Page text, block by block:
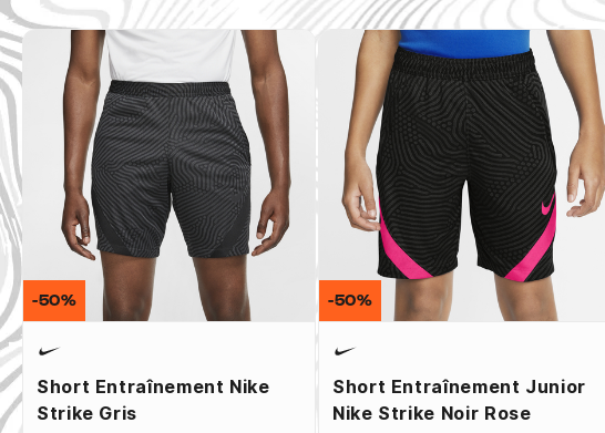
Short Entraînement Nike
Strike Gris
-50%
Short Entraînement Junior
Nike Strike Noir Rose
-50%